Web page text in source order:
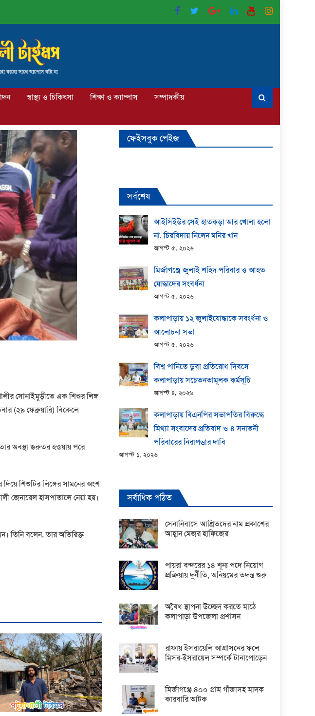
স্বাস্থ্য ও চিকিৎসা শিক্ষা ও ক্যাম্পাস
সম্পাদকীয়
সোনাইমুড়ীতে এক শিশুর লিঙ্গ
(২৯ ফেব্রুয়ারি) বিকেলে
অবস্থা গুরুতর হওয়ায় পরে
শিশুটির লিঙ্গের সামনের অংশ
জেনারেল হাসপাতালে নেয়া হয়।
তিনি বলেন, তার অতিরিক্ত
ফেইসবুক পেইজ
সর্বশেষ
আইসিইউর সেই হাতকড়া আর খোলা হলো
না, চিরবিদায় নিলেন মনির খান
আগস্ট ৫, ২০২৬
মির্জাগঞ্জে জুলাই শহিদ পরিবার ও আহত
যোদ্ধাদের সংবর্ধনা
আগস্ট ৫, ২০২৬
কলাপাড়ায় ১২ জুলাইযোদ্ধাকে সবংর্ধনা ও
আলোচনা সভা
আগস্ট ৫, ২০২৬
বিশ্ব পানিতে ডুবা প্রতিরোধ দিবসে
কলাপাড়ায় সচেতনতামূলক কর্মসূচি
আগস্ট ৪, ২০২৬
কলাপাড়ায় বিএনপির সভাপতির বিরুদ্ধে
মিথ্যা সংবাদের প্রতিবাদ ও ৪ সনাতনী
পরিবারের নিরাপত্তার দাবি
আগস্ট ১, ২০২৬
সর্বাধিক পঠিত
সেনানিবাসে আশ্রিতদের নাম প্রকাশের
আহ্বান মেজর হাফিজের
পায়রা বন্দরের ১৪ শূন্য পদে নিয়োগ
প্রক্রিয়ায় দুর্নীতি, অনিয়মের তদন্ত শুরু
অবৈধ স্থাপনা উচ্ছেদ করতে মাঠে
কলাপাড়া উপজেলা প্রশাসন
রাফায় ইসরায়েলি আগ্রাসনের ফলে
মিসর-ইসরায়েল সম্পর্কে টানাপোড়েন
মির্জাগঞ্জে ৪০০ গ্রাম গাঁজাসহ মাদক
কারবারি আটক